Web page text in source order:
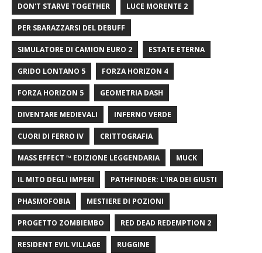
DON'T STARVE TOGETHER LUCE MORENTE 2
PER SBARAZZARSI DEL DEBUFF
SIMULATORE DI CAMION EURO 2 ESTATE ETERNA
GRIDO LONTANO 5 FORZA HORIZON 4
FORZA HORIZON 5 GEOMETRIA DASH
DIVENTARE MEDIEVALI INFERNO VERDE
CUORI DI FERRO IV CRITTOGRAFIA
MASS EFFECT ™ EDIZIONE LEGGENDARIA MUCK
IL MITO DEGLI IMPERI PATHFINDER: L'IRA DEI GIUSTI
PHASMOFOBIA MESTIERE DI POZIONI
PROGETTO ZOMBIEMBO RED DEAD REDEMPTION 2
RESIDENT EVIL VILLAGE RUGGINE